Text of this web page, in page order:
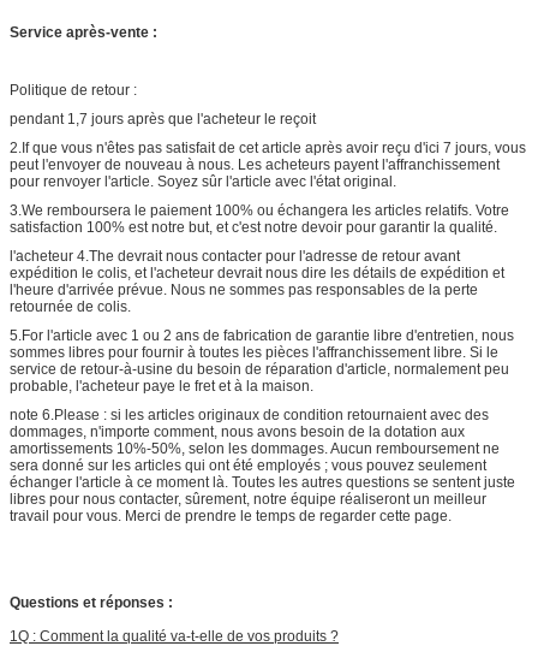
Service après-vente :
Politique de retour :
pendant 1,7 jours après que l'acheteur le reçoit
2.If que vous n'êtes pas satisfait de cet article après avoir reçu d'ici 7 jours, vous
peut l'envoyer de nouveau à nous. Les acheteurs payent l'affranchissement
pour renvoyer l'article. Soyez sûr l'article avec l'état original.
3.We remboursera le paiement 100% ou échangera les articles relatifs. Votre
satisfaction 100% est notre but, et c'est notre devoir pour garantir la qualité.
l'acheteur 4.The devrait nous contacter pour l'adresse de retour avant
expédition le colis, et l'acheteur devrait nous dire les détails de expédition et
l'heure d'arrivée prévue. Nous ne sommes pas responsables de la perte
retournée de colis.
5.For l'article avec 1 ou 2 ans de fabrication de garantie libre d'entretien, nous
sommes libres pour fournir à toutes les pièces l'affranchissement libre. Si le
service de retour-à-usine du besoin de réparation d'article, normalement peu
probable, l'acheteur paye le fret et à la maison.
note 6.Please : si les articles originaux de condition retournaient avec des
dommages, n'importe comment, nous avons besoin de la dotation aux
amortissements 10%-50%, selon les dommages. Aucun remboursement ne
sera donné sur les articles qui ont été employés ; vous pouvez seulement
échanger l'article à ce moment là. Toutes les autres questions se sentent juste
libres pour nous contacter, sûrement, notre équipe réaliseront un meilleur
travail pour vous. Merci de prendre le temps de regarder cette page.
Questions et réponses :
1Q : Comment la qualité va-t-elle de vos produits ?